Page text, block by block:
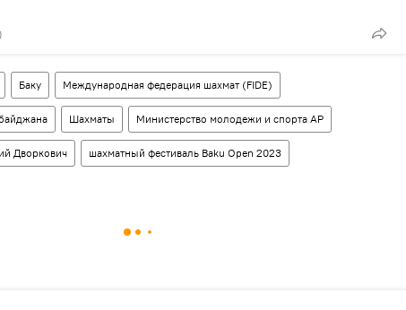
Баку Международная федерация шахмат (FIDE)
Шахматы Министерство молодежи и спорта АР
Дворкович шахматный фестиваль Baku Open 2023